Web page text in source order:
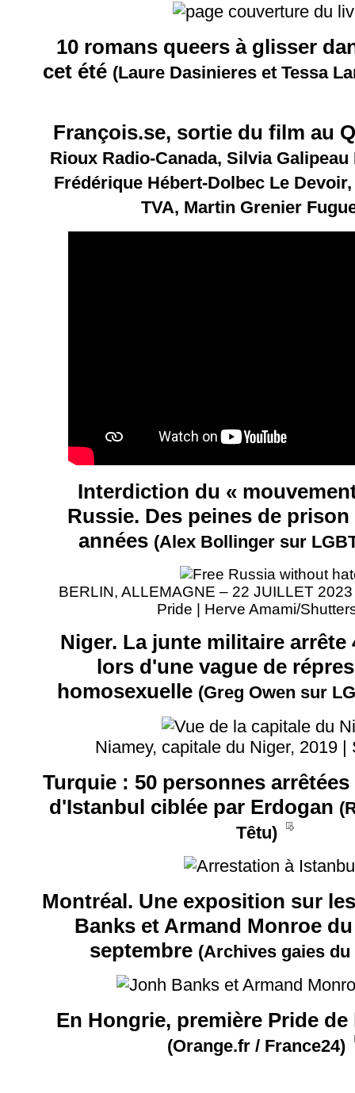
10 romans queers à glisser
cet été (Laure Dasinieres et Tessa
François.se, sortie du film au
Rioux Radio-Canada, Silvia Galipeau
Frédérique Hébert-Dolbec Le
TVA, Martin Grenier
Interdiction du «
Russie. Des peines de
années (Alex Bollinger sur
BERLIN, ALLEMAGNE – 22 JUILLET
Pride | Herve Amami/
Niger. La junte militaire arrête
lors d'une vague de
homosexuelle (Greg Owen sur
Niamey, capitale du Niger, 2019 |
Turquie : 50 personnes
d'Istanbul ciblée par Erdogan
Têtu) __
Montréal. Une exposition sur
Banks et Armand Monroe
septembre (Archives gaies du
En Hongrie, première Pride de
(Orange.fr / France24)